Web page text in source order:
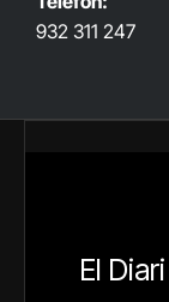
932 311 247